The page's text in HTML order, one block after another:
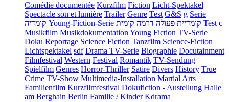
Comédie documentée Kurzfilm Fiction Licht-Spektakel
Spectacle son et lumière Trailer Genre Test G&S g Serie
קומדיה Young-Fiction-Serie קומדיית פעולה דרמה קומית
Test c
Musikfilm MusikdokumentationYoung Fiction TV-Serie
Doku Reportage Science Fiction Tanzfilm Science-Fiction
Lichtspektakel sdf Drama TV-Serie Biographie Docutainment
Filmfestival Western Festival Romantik TV-Sendung
Spielfilm Genres Horror-Thriller Satire Divers History True
Crime TV-Show Multimedia-Installation Martial Arts
Familienfilm Kurzfilmfestival Dokufiction -Austellung Halle
am Berghain Berlin Familie / Kinder Kdrama